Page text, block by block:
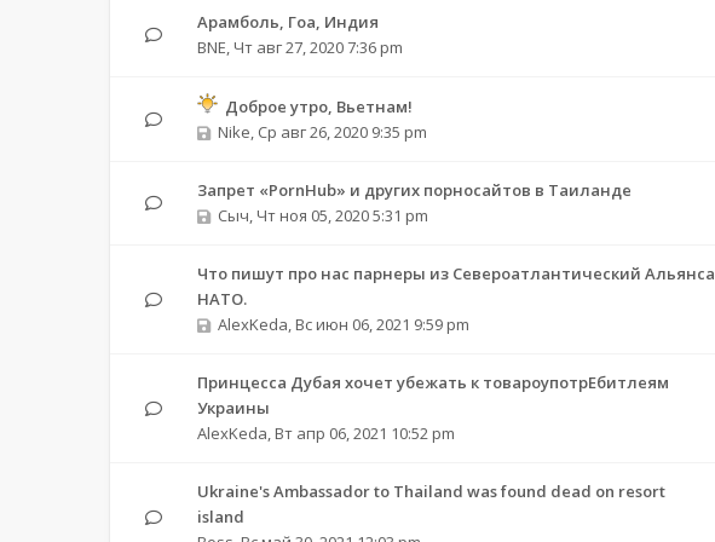
Арамболь, Гоа, Индия
BNE, Чт авг 27, 2020 7:36 pm
Доброе утро, Вьетнам!
Nike, Ср авг 26, 2020 9:35 pm
Запрет «PornHub» и других порносайтов в Таиланде
Сыч, Чт ноя 05, 2020 5:31 pm
Что пишут про нас парнеры из Североатлантический Альянса
НАТО.
AlexKeda, Вс июн 06, 2021 9:59 pm
Принцесса Дубая хочет убежать к товароупотрЕбитлеям
Украины
AlexKeda, Вт апр 06, 2021 10:52 pm
Ukraine's Ambassador to Thailand was found dead on resort
island